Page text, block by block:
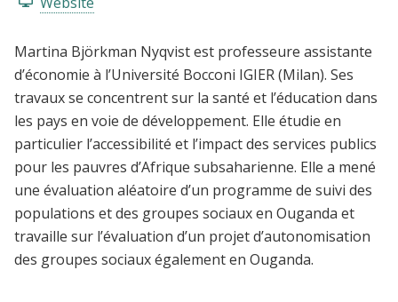
Martina Björkman Nyqvist est professeure assistante
d’économie à l’Université Bocconi IGIER (Milan). Ses
travaux se concentrent sur la santé et l’éducation dans
les pays en voie de développement. Elle étudie en
particulier l’accessibilité et l’impact des services publics
pour les pauvres d’Afrique subsaharienne. Elle a mené
une évaluation aléatoire d’un programme de suivi des
populations et des groupes sociaux en Ouganda et
travaille sur l’évaluation d’un projet d’autonomisation
des groupes sociaux également en Ouganda.